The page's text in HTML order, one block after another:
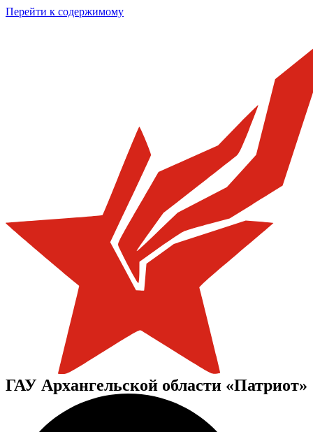
Перейти к содержимому
ГАУ Архангельской области «Патриот»